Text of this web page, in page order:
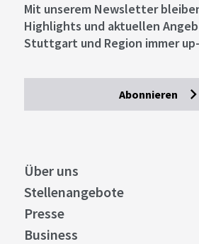
Mit unserem Newsletter
Highlights und aktuellen
Stuttgart und Region immer
Abonnieren
Über uns
Stellenangebote
Presse
Business